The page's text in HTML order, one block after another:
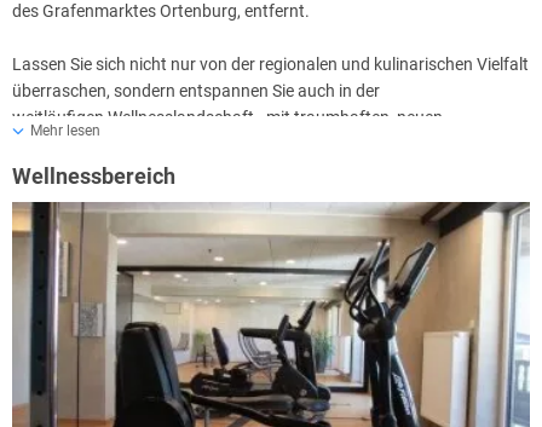
des Grafenmarktes Ortenburg, entfernt.
Lassen Sie sich nicht nur von der regionalen und kulinarischen Vielfalt
überraschen, sondern entspannen Sie auch in der
weitläufigen Wellnesslandschaft - mit traumhaften, neuen
Genießen Sie unbeschwerte Momente in entspannter Atmosphäre
und schönster Umgebung. Das Hotelteam ist stets bemüht durch
Tradition & Qualität seinen Gästen, sowie auch seinen Mitarbeitern,
ein Lächeln ins Gesicht zu zaubern.
Mehr lesen
Wellnessbereich